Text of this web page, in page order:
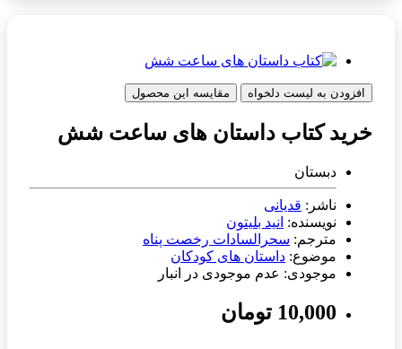
افزودن به لیست دلخواه مقایسه این محصول
خرید کتاب داستان های ساعت شش
دبستان
ناشر: قدیانی
نویسنده: انید بلیتون
مترجم: سحرالسادات رخصت پناه
موضوع: داستان های کودکان
موجودی: عدم موجودی در انبار
10,000 تومان